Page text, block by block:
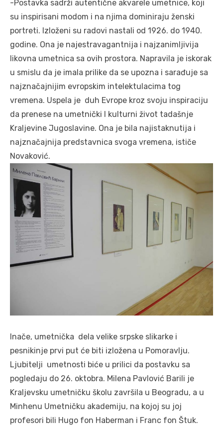
-Postavka sadrži autentične akvarele umetnice, koji
su inspirisani modom i na njima dominiraju ženski
portreti. Izloženi su radovi nastali od 1926. do 1940.
godine. Ona je najestravagantnija i najzanimljivija
likovna umetnica sa ovih prostora. Napravila je iskorak
u smislu da je imala prilike da se upozna i sarađuje sa
najznačajnijim evropskim intelektulacima tog
vremena. Uspela je duh Evrope kroz svoju inspiraciju
da prenese na umetnički I kulturni život tadašnje
Kraljevine Jugoslavine. Ona je bila najistaknutija i
najznačajnija predstavnica svoga vremena, ističe
Novaković.
Inače, umetnička dela velike srpske slikarke i
pesnikinje prvi put će biti izložena u Pomoravlju.
Ljubitelji umetnosti biće u prilici da postavku sa
pogledaju do 26. oktobra. Milena Pavlović Barili je
Kraljevsku umetničku školu završila u Beogradu, a u
Minhenu Umetničku akademiju, na kojoj su joj
profesori bili Hugo fon Haberman i Franc fon Štuk.